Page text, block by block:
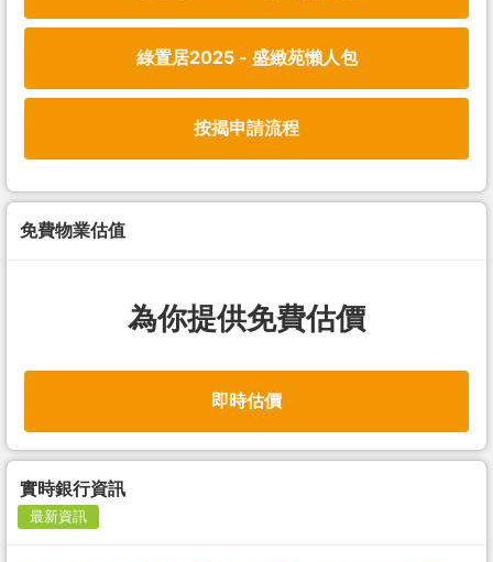
綠置居2025 - 盛緻苑懶人包
按揭申請流程
免費物業估值
為你提供免費估價
即時估價
實時銀行資訊
最新資訊